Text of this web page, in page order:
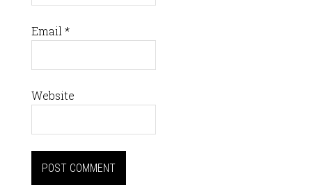
Email *
Website